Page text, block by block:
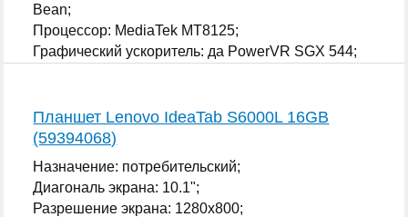
Bean;
Процессор: MediaTek MT8125;
Графический ускоритель: да PowerVR SGX 544;
Планшет Lenovo IdeaTab S6000L 16GB
(59394068)
Назначение: потребительский;
Диагональ экрана: 10.1";
Разрешение экрана: 1280x800;